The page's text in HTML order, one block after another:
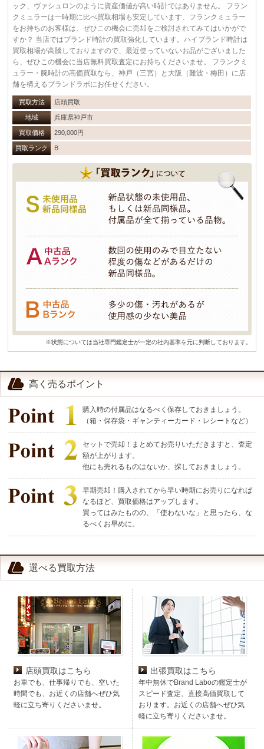
ック、ヴァシュロンのように資産価値が高い時計ではありません。 フラン
クミュラーは一時期に比べ買取相場も安定しています、フランクミュラー
をお持ちのお客様は、ぜひこの機会に売却をご検討されてみてはいかがで
すか？ 当店ではブランド時計の買取強化しています。ハイブランド時計は
買取相場が高騰しておりますので、最近使っていないお品がございました
ら、ぜひこの機会に当店無料買取査定にお持ちくださいませ。 フランクミ
ュラー・腕時計の高価買取なら、神戸（三宮）と大阪（難波・梅田）に店
舗を構えるブランドラボにお任せください。
買取方法 店頭買取
地域 兵庫県神戸市
買取価格 290,000円
買取ランク B
※状態については当社専門鑑定士が一定の社内基準を元に判断しております。
高く売るポイント
購入時の付属品はなるべく保存しておきましょう。
（箱・保存袋・ギャンティーカード・レシートなど）
セットで売却！まとめてお売りいただきますと、査定
額が上がります。
他にも売れるものはないか、探しておきましょう。
早期売却！購入されてから早い時期にお売りになれば
なるほど、買取価格はアップします。
買ってはみたものの、「使わないな」と思ったら、な
るべくお早めに。
選べる買取方法
店頭買取はこちら
お車でも、仕事帰りでも、空いた
時間でも、お近くの店舗へぜひ気
軽に立ち寄りくださいませ。
出張買取はこちら
年中無休でBrand Laboの鑑定士が
スピード査定、直接高価買取して
おります。お近くの店舗へぜひ気
軽に立ち寄りくださいませ。